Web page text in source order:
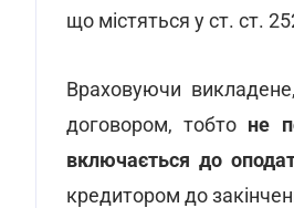
що містяться у ст. ст.
Враховуючи
договором, тобто не
включається до
кредитором до